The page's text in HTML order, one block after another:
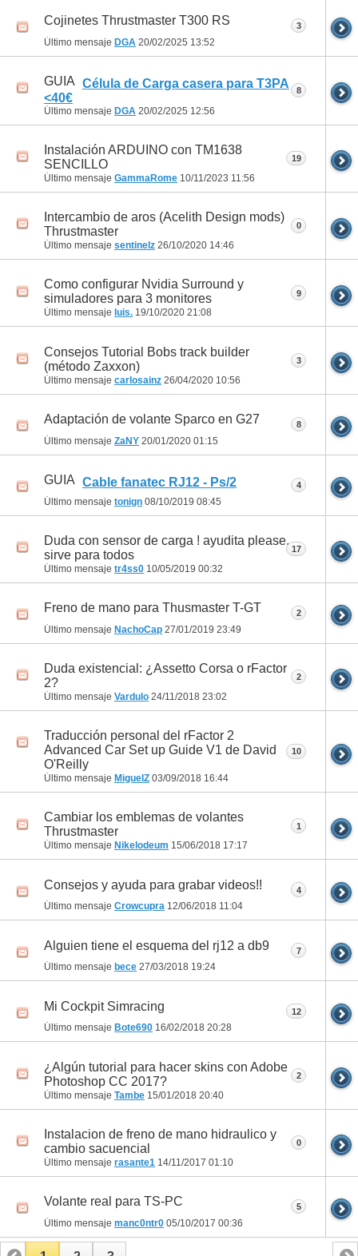
Cojinetes Thrustmaster T300 RS
Último mensaje DGA 20/02/2025 13:52
3
GUIA Célula de Carga casera para T3PA
<40€
Último mensaje DGA 20/02/2025 12:56
8
Instalación ARDUINO con TM1638
SENCILLO
Último mensaje GammaRome 10/11/2023 11:56
19
Intercambio de aros (Acelith Design mods)
Thrustmaster
Último mensaje sentinelz 26/10/2020 14:46
0
Como configurar Nvidia Surround y
simuladores para 3 monitores
Último mensaje luis. 19/10/2020 21:08
9
Consejos Tutorial Bobs track builder
(método Zaxxon)
Último mensaje carlosainz 26/04/2020 10:56
3
Adaptación de volante Sparco en G27
Último mensaje ZaNY 20/01/2020 01:15
8
GUIA Cable fanatec RJ12 - Ps/2
Último mensaje tonign 08/10/2019 08:45
4
Duda con sensor de carga ! ayudita please,
sirve para todos
Último mensaje tr4ss0 10/05/2019 00:32
17
Freno de mano para Thusmaster T-GT
Último mensaje NachoCap 27/01/2019 23:49
2
Duda existencial: ¿Assetto Corsa o rFactor
2?
Último mensaje Vardulo 24/11/2018 23:02
2
Traducción personal del rFactor 2
Advanced Car Set up Guide V1 de David
O'Reilly
Último mensaje MiguelZ 03/09/2018 16:44
10
Cambiar los emblemas de volantes
Thrustmaster
Último mensaje Nikelodeum 15/06/2018 17:17
1
Consejos y ayuda para grabar videos!!
Último mensaje Crowcupra 12/06/2018 11:04
4
Alguien tiene el esquema del rj12 a db9
Último mensaje bece 27/03/2018 19:24
7
Mi Cockpit Simracing
Último mensaje Bote690 16/02/2018 20:28
12
¿Algún tutorial para hacer skins con Adobe
Photoshop CC 2017?
Último mensaje Tambe 15/01/2018 20:40
2
Instalacion de freno de mano hidraulico y
cambio sacuencial
Último mensaje rasante1 14/11/2017 01:10
0
Volante real para TS-PC
Último mensaje manc0ntr0 05/10/2017 00:36
5